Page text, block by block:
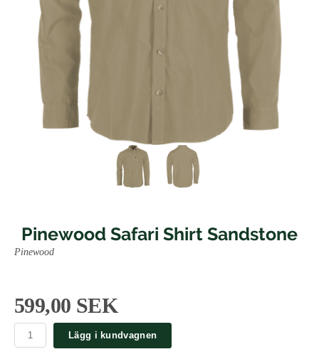
Pinewood Safari Shirt Sandstone
Pinewood
599,00 SEK
Lägg i kundvagnen